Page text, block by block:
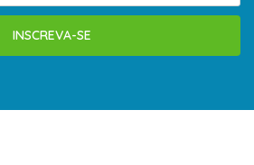
INSCREVA-SE